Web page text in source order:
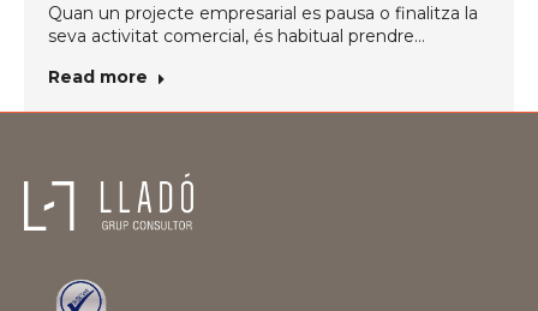
Quan un projecte empresarial es pausa o finalitza la
seva activitat comercial, és habitual prendre…
Read more